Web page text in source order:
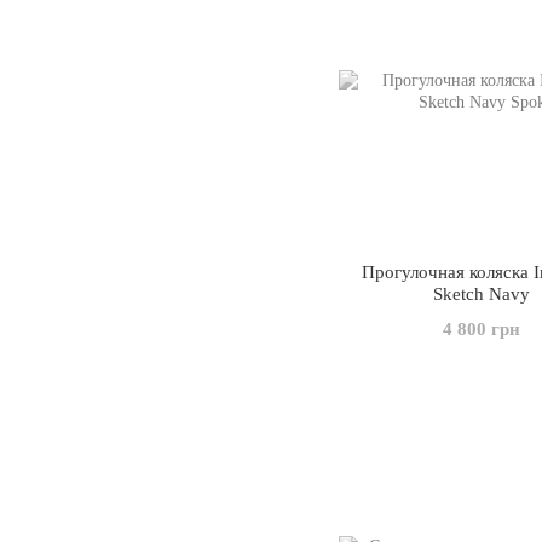
Прогулочная коляска
Sketch Navy
4 800 грн